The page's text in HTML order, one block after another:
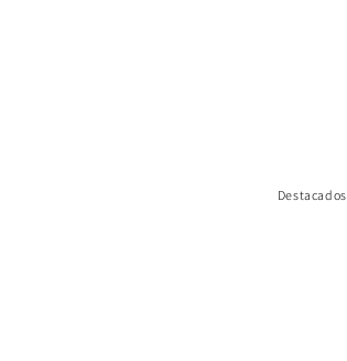
Destacados